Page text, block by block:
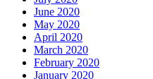
June 2020
May 2020
April 2020
March 2020
February 2020
January 2020